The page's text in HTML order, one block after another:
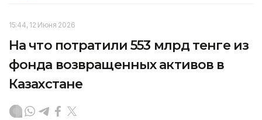
15:44, 12 Июня 2026
На что потратили 553 млрд тенге из
фонда возвращенных активов в
Казахстане